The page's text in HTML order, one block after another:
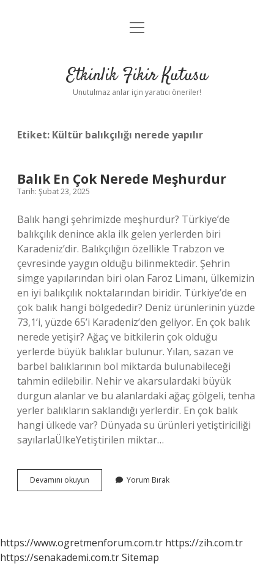
Anasayfa
Yasal Uyarı
menüyü
Etkinlik Fikir Kutusu
Unutulmaz anlar için yaratıcı öneriler!
Etiket: Kültür balıkçılığı nerede yapılır
Balık En Çok Nerede Meşhurdur
Tarih: Şubat 23, 2025
Balık hangi şehrimizde meşhurdur? Türkiye’de
balıkçılık denince akla ilk gelen yerlerden biri
Karadeniz’dir. Balıkçılığın özellikle Trabzon ve
çevresinde yaygın olduğu bilinmektedir. Şehrin
simge yapılarından biri olan Faroz Limanı, ülkemizin
en iyi balıkçılık noktalarından biridir. Türkiye’de en
çok balık hangi bölgededir? Deniz ürünlerinin yüzde
73,1’i, yüzde 65’i Karadeniz’den geliyor. En çok balık
nerede yetişir? Ağaç ve bitkilerin çok olduğu
yerlerde büyük balıklar bulunur. Yılan, sazan ve
barbel balıklarının bol miktarda bulunabileceği
tahmin edilebilir. Nehir ve akarsulardaki büyük
durgun alanlar ve bu alanlardaki ağaç gölgeli, tenha
yerler balıkların saklandığı yerlerdir. En çok balık
hangi ülkede var? Dünyada su ürünleri yetiştiriciliği
sayılarlaÜlkeYetiştirilen miktar…
Devamını okuyun
En
Yorum Bırak
https://www.ogretmenforum.com.tr https://zih.com.tr
https://senakademi.com.trSitemap